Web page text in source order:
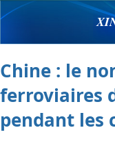
Chine : le
ferroviaires
pendant les